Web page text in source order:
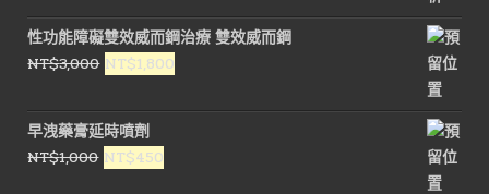
性功能障礙雙效威而鋼治療 雙效威而鋼
NT$3,000 原
價
格：
NT$3,000。
NT$1,800
價
早洩藥膏延時噴劑
NT$1,000 原
NT$450